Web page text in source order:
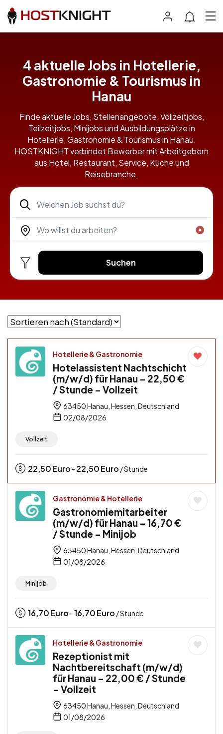
4 aktuelle Jobs in Hotellerie,
Gastronomie & Tourismus in
Hanau
Finde aktuelle Jobs, Stellenangebote, Vollzeitjobs,
Teilzeitjobs, Minijobs und Ausbildungsplätze in
Hotellerie, Gastronomie & Tourismus in Hanau.
HOSTKNIGHT verbindet Bewerber mit Arbeitgebern
aus Hotel, Restaurant, Service, Küche und
Reisebranche.
Suchen
Hotellerie & Gastronomie
Hotelassistent Nachtschicht
(m/w/d) für Hanau – 22,50 €
/ Stunde – Vollzeit
63450 Hanau, Hessen, Deutschland
02/08/2026
Vollzeit
22,50Euro - 22,50Euro / Stunde
Gastronomie & Hotellerie
Gastronomiemitarbeiter
(m/w/d) für Hanau – 16,70 €
/ Stunde – Minijob
63450 Hanau, Hessen, Deutschland
01/08/2026
Minijob
16,70Euro -16,70Euro / Stunde
Hotellerie & Gastronomie
Rezeptionist mit
Nachtbereitschaft (m/w/d)
für Hanau – 22,00 € / Stunde
– Vollzeit
63450 Hanau, Hessen, Deutschland
01/08/2026